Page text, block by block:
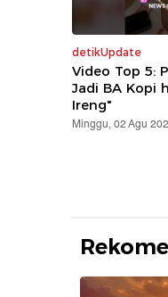
detikUpdate
Video Top 5:
Jadi BA Kopi
Ireng"
Minggu, 02 Agu